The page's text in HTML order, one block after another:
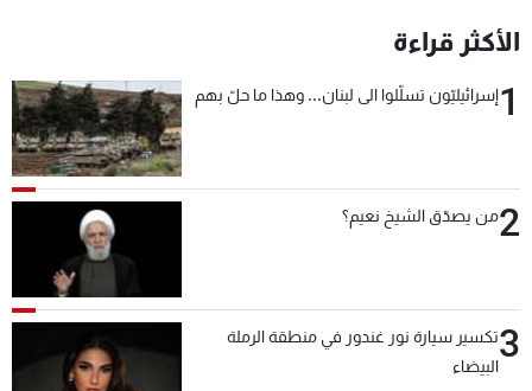
الأكثر قراءة
1إسرائيليّون تسلّلوا الى لبنان... وهذا ما حلّ بهم
2من يصدّق الشيخ نعيم؟
3تكسير سيارة نور غندور في منطقة الرملة
البيضاء
الإنـتـاج
سياسة الخصوصية